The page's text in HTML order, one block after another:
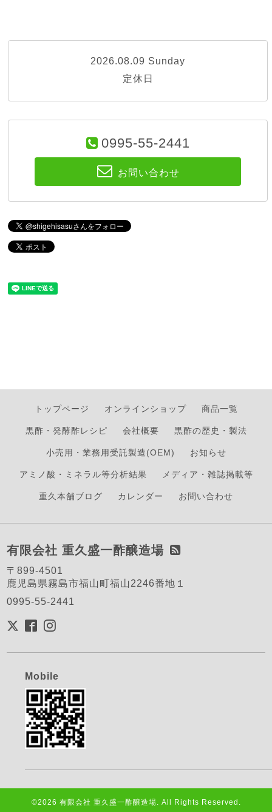
2026.08.09 Sunday
定休日
0995-55-2441
お問い合わせ
トップページ オンラインショップ 商品一覧
黒酢・発酵酢レシピ 会社概要 黒酢の歴史・製法
小売用・業務用受託製造(OEM) お知らせ
アミノ酸・ミネラル等分析結果 メディア・雑誌掲載等
重久本舗ブログ カレンダー お問い合わせ
有限会社 重久盛一酢醸造場
〒899-4501
鹿児島県霧島市福山町福山2246番地１
0995-55-2441
Mobile
©2026 有限会社 重久盛一酢醸造場. All Rights Reserved.